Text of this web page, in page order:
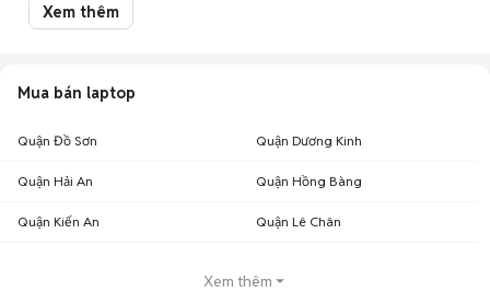
Xem thêm
Mua bán laptop
Quận Đồ Sơn Quận Dương Kinh
Quận Hải An Quận Hồng Bàng
Quận Kiến An Quận Lê Chân
Xem thêm